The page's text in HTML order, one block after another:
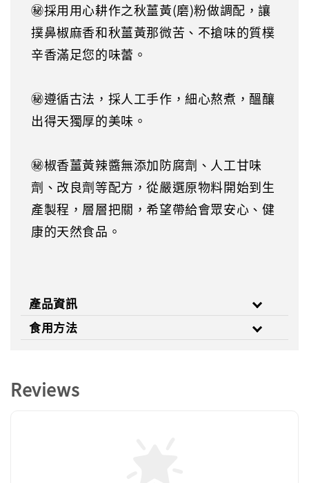
㊙️採用用心耕作之秋薑黃(磨)粉做調配，讓
撲鼻椒麻香和秋薑黃那微苦、不搶味的質樸
辛香滿足您的味蕾。
㊙️遵循古法，採人工手作，細心熬煮，醞釀
出得天獨厚的美味。
㊙️椒香薑黃辣醬無添加防腐劑、人工甘味
劑、改良劑等配方，從嚴選原物料開始到生
產製程，層層把關，希望帶給會眾安心、健
康的天然食品。
產品資訊
食用方法
Reviews